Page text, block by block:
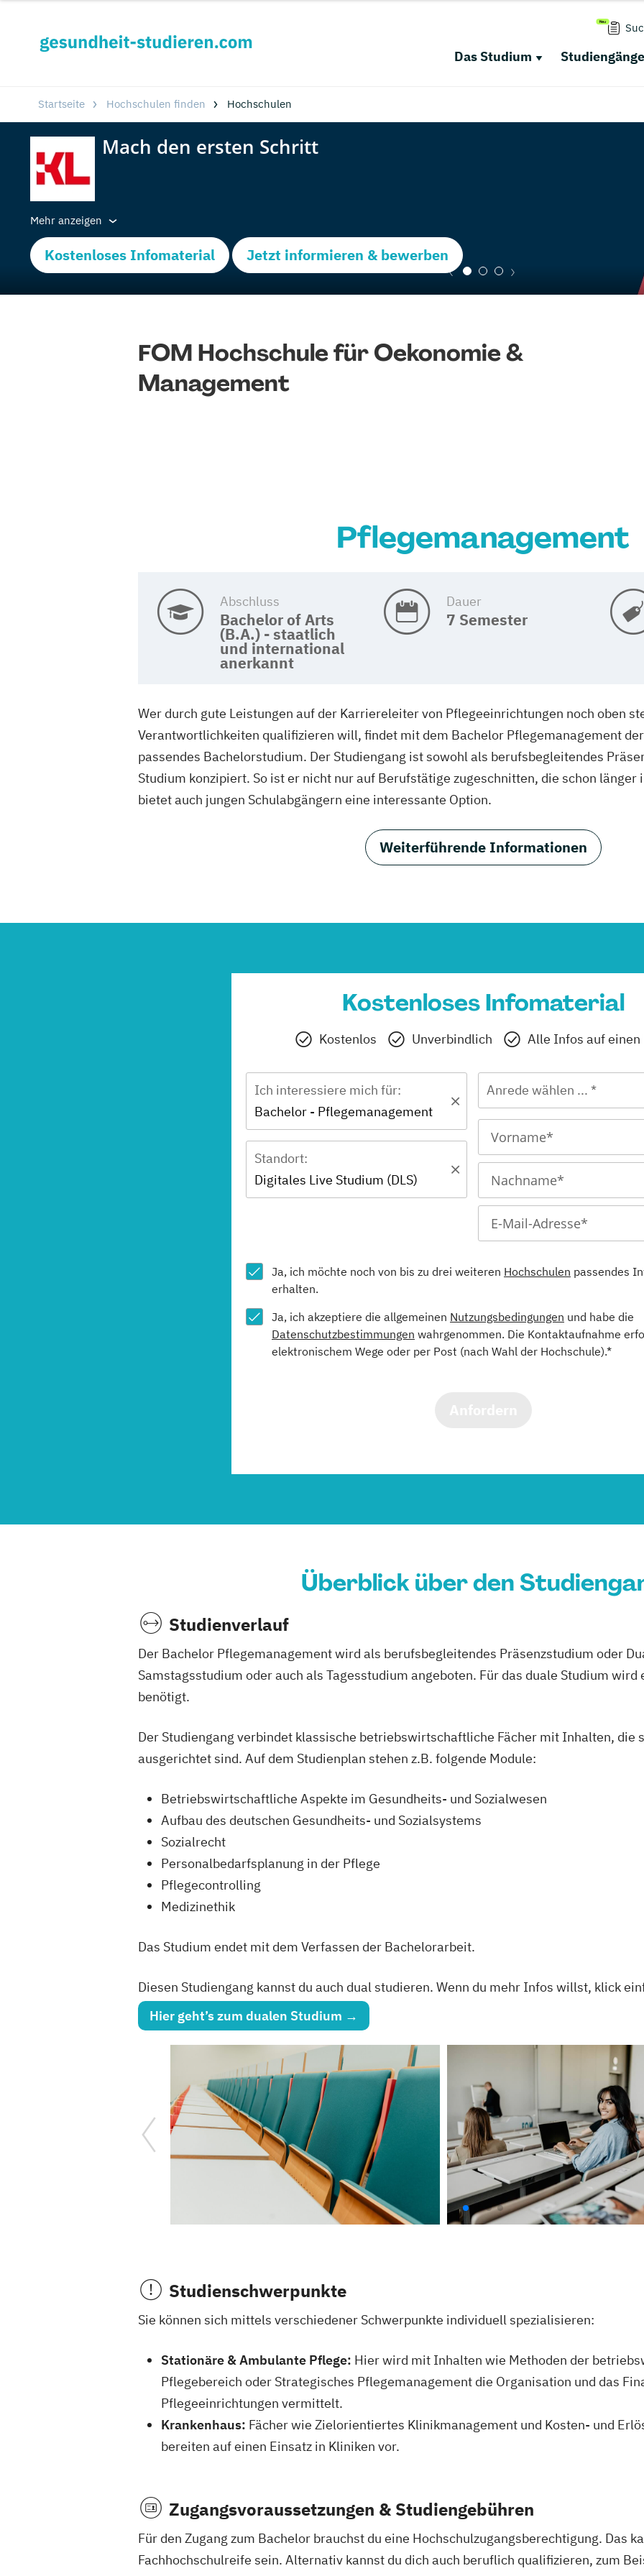
Das Studium Studiengänge
Startseite Hochschulen finden Hochschulen
Mehr anzeigen
Kostenloses Infomaterial Jetzt informieren & bewerben
FOM Hochschule für Oekonomie &
Management
Pflegemanagement
Abschluss
Bachelor of Arts
(B.A.) - staatlich
und international
anerkannt
Dauer
7 Semester
Wer durch gute Leistungen auf der Karriereleiter von Pflegeeinrichtungen noch oben
Verantwortlichkeiten qualifizieren will, findet mit dem Bachelor Pflegemanagement
passendes Bachelorstudium. Der Studiengang ist sowohl als berufsbegleitendes
Studium konzipiert. So ist er nicht nur auf Berufstätige zugeschnitten, die schon länger
bietet auch jungen Schulabgängern eine interessante Option.
Weiterführende Informationen
Kostenloses Infomaterial
Kostenlos Unverbindlich Alle Infos auf einen
Ich interessiere mich für:
Bachelor - Pflegemanagement
Standort:
Digitales Live Studium (DLS)
Anrede wählen ... *
Ja, ich möchte noch von bis zu drei weiteren Hochschulen passendes
erhalten.
Ja, ich akzeptiere die allgemeinen Nutzungsbedingungen und habe die
Datenschutzbestimmungen wahrgenommen. Die Kontaktaufnahme
elektronischem Wege oder per Post (nach Wahl der Hochschule).*
Überblick über den
Studienverlauf
Der Bachelor Pflegemanagement wird als berufsbegleitendes Präsenzstudium oder
Samstagsstudium oder auch als Tagesstudium angeboten. Für das duale Studium
benötigt.
Der Studiengang verbindet klassische betriebswirtschaftliche Fächer mit Inhalten, die
ausgerichtet sind. Auf dem Studienplan stehen z.B. folgende Module:
Betriebswirtschaftliche Aspekte im Gesundheits- und Sozialwesen
Aufbau des deutschen Gesundheits- und Sozialsystems
Sozialrecht
Personalbedarfsplanung in der Pflege
Pflegecontrolling
Medizinethik
Das Studium endet mit dem Verfassen der Bachelorarbeit.
Diesen Studiengang kannst du auch dual studieren. Wenn du mehr Infos willst, klick
Hier geht’s zum dualen Studium →
Studienschwerpunkte
Sie können sich mittels verschiedener Schwerpunkte individuell spezialisieren:
Stationäre & Ambulante Pflege: Hier wird mit Inhalten wie Methoden der
Pflegebereich oder Strategisches Pflegemanagement die Organisation und das
Pflegeeinrichtungen vermittelt.
Krankenhaus: Fächer wie Zielorientiertes Klinikmanagement und Kosten- und
bereiten auf einen Einsatz in Kliniken vor.
Zugangsvoraussetzungen & Studiengebühren
Für den Zugang zum Bachelor brauchst du eine Hochschulzugangsberechtigung. Das
Fachhochschulreife sein. Alternativ kannst du dich auch beruflich qualifizieren, zum